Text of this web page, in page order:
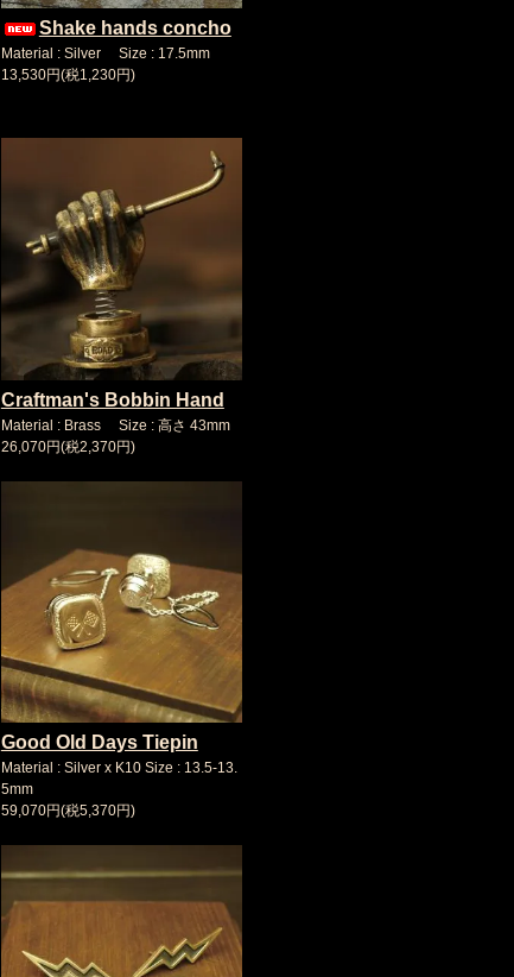
Shake hands concho
Material : Silver Size : 17.5mm
13,530円(税1,230円)
Craftman's Bobbin Hand
Material : Brass Size : 高さ 43mm
26,070円(税2,370円)
Good Old Days Tiepin
Material : Silver x K10 Size : 13.5-13.
5mm
59,070円(税5,370円)